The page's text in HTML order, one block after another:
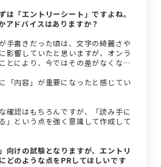
は「エントリーシート」ですよね。
アドバイスはありますか？
手書きだった頃は、文字の綺麗さや
影響していたと思いますが、オンラ
とにより、今ではその差がなくなり
「内容」が重要になったと感じてい
確認はもちろんですが、「読み手に
」という点を強く意識して作成して
向けの試験となりますが、エントリ
どのような点をPRしてほしいです